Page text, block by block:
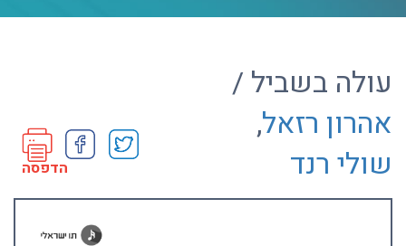
עולה בשביל /
אהרון רזאל,
שולי רנד
הדפסה